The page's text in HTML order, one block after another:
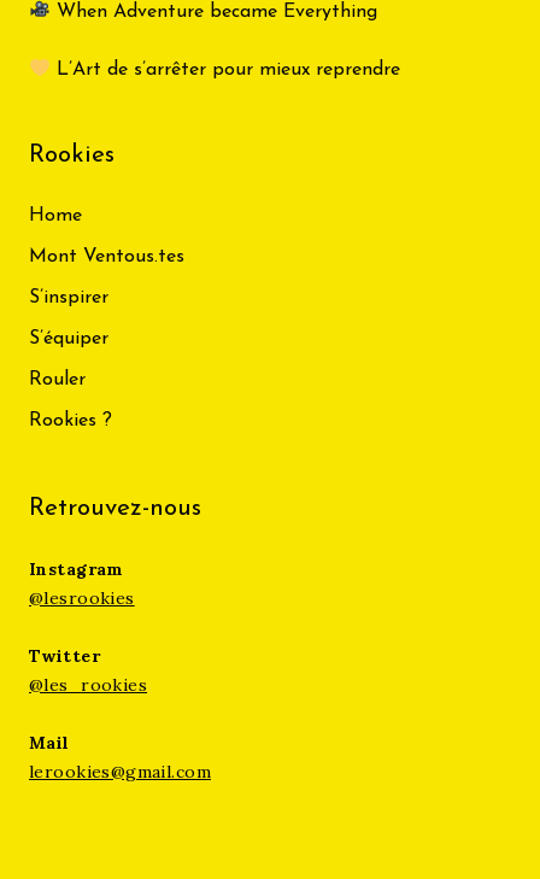
When Adventure became Everything
L’Art de s’arrêter pour mieux reprendre
Rookies
Home
Mont Ventous.tes
S’inspirer
S’équiper
Rouler
Rookies ?
Retrouvez-nous
Instagram
@lesrookies
Twitter
@les_rookies
Mail
lerookies@gmail.com